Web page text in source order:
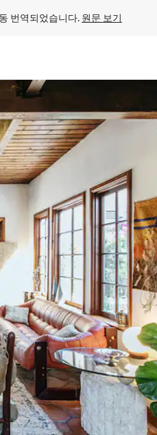
번역되었습니다. 원문 보기
요.